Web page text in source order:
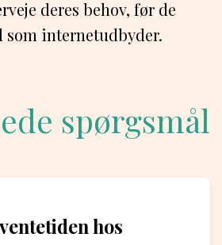
deres behov, før de
som internetudbyder.
spørgsmål
hos